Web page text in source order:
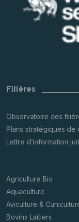
Filières
Observatoire des
Plans stratégiques
Lettre d’information
Agriculture Bio
Aquaculture
Aviculture &
Bovins Laitiers